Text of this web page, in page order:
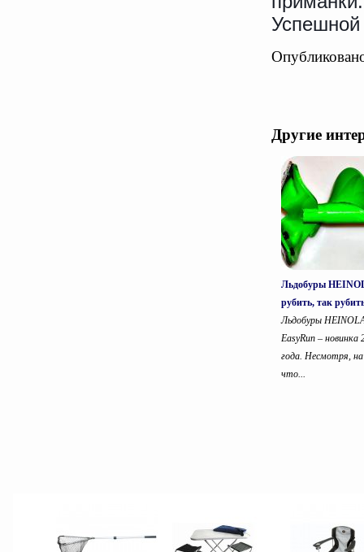
Другие
Льдобуры
рубить, так
Льдобуры
EasyRun – новинка
года. Несмотря,
что...